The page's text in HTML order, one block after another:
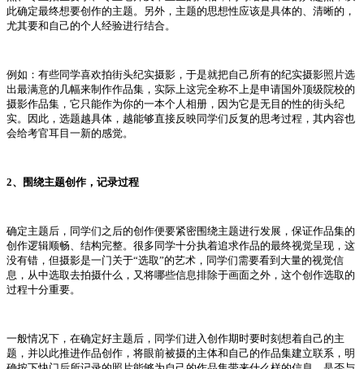
此确定最终想要创作的主题。另外，主题的思想性应该是具体的、清晰的，
尤其要和自己的个人经验进行结合。
例如：有些同学喜欢拍街头纪实摄影，于是就把自己所有的纪实摄影照片选
出最满意的几幅来制作作品集，实际上这完全称不上是申请国外顶级院校的
摄影作品集，它只能作为你的一本个人相册，因为它是无目的性的街头纪
实。因此，选题越具体，越能够直接反映同学们反复的思考过程，其内容也
会给考官耳目一新的感觉。
2、围绕主题创作，记录过程
确定主题后，同学们之后的创作便要紧密围绕主题进行发展，保证作品集的
创作逻辑顺畅、结构完整。很多同学十分执着追求作品的最终视觉呈现，这
没有错，但摄影是一门关于“选取”的艺术，同学们需要看到大量的视觉信
息，从中选取去拍摄什么，又将哪些信息排除于画面之外，这个创作选取的
过程十分重要。
一般情况下，在确定好主题后，同学们进入创作期时要时刻想着自己的主
题，并以此推进作品创作，将眼前被摄的主体和自己的作品集建立联系，明